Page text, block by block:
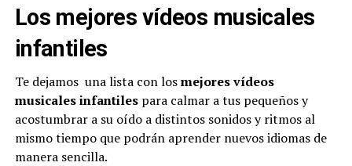
Los mejores vídeos musicales
infantiles
Te dejamos una lista con losmejores vídeos
musicales infantilespara calmar a tus pequeños y
acostumbrar a su oído a distintos sonidos y ritmos al
mismo tiempo que podrán aprender nuevos idiomas de
manera sencilla.